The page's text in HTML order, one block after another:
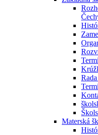
Materská